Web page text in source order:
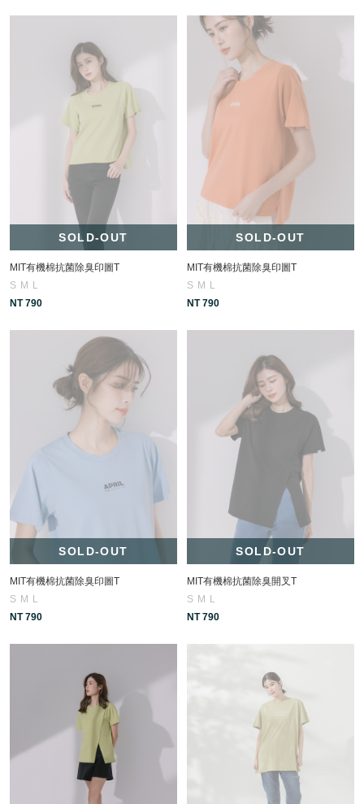
SOLD-OUT
MIT有機棉抗菌除臭印圖T
S M L
NT 790
SOLD-OUT
MIT有機棉抗菌除臭印圖T
S M L
NT 790
SOLD-OUT
MIT有機棉抗菌除臭印圖T
S M
L
NT 790
SOLD-OUT
MIT有機棉抗菌除臭開叉T
S M
L
NT 790